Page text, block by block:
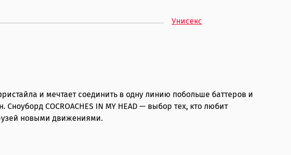
Унисекс
и мечтает соединить в одну линию побольше баттеров и
COCROACHES IN MY HEAD — выбор тех, кто любит
новыми движениями.